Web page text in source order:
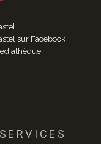
sur Facebook
SERVICES